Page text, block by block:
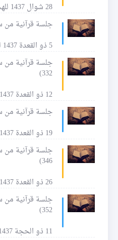
28 شوال 1437 للهجرة
جلسة قرآنية من سور
5 ذو القعدة 1437 للهجرة
332)
12 ذو القعدة 1437 للهجرة
جلسة قرآنية من
19 ذو القعدة 1437 للهجرة
346)
26 ذو القعدة 1437 للهجرة
352)
11 ذو الحجة 1437 للهجرة